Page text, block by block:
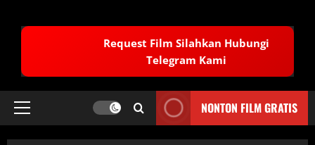
Request Film Silahkan Hubungi
Telegram Kami
Primary
NONTON FILM GRATIS